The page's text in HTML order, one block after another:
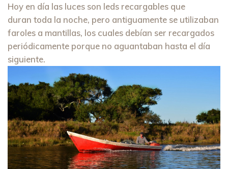
Hoy en día las luces son leds recargables que
duran toda la noche, pero antiguamente se utilizaban
faroles a mantillas, los cuales debían ser recargados
periódicamente porque no aguantaban hasta el día
siguiente.